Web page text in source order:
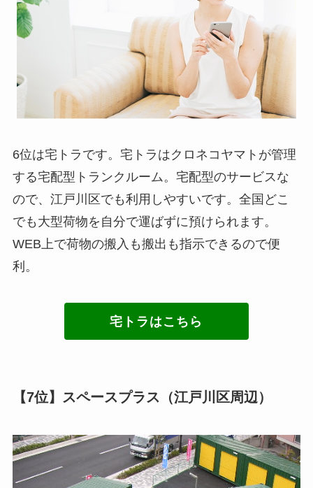
6位は宅トラです。宅トラはクロネコヤマトが管理
する宅配型トランクルーム。宅配型のサービスな
ので、江戸川区でも利用しやすいです。全国どこ
でも大型荷物を自分で運ばずに預けられます。
WEB上で荷物の搬入も搬出も指示できるので便
利。
宅トラはこちら
【7位】スペースプラス（江戸川区周辺）